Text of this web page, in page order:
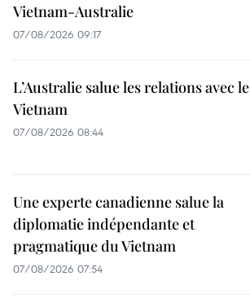
Vietnam-Australie
07/08/2026 09:17
L’Australie salue les relations avec le
Vietnam
07/08/2026 08:44
Une experte canadienne salue la
diplomatie indépendante et
pragmatique du Vietnam
07/08/2026 07:54